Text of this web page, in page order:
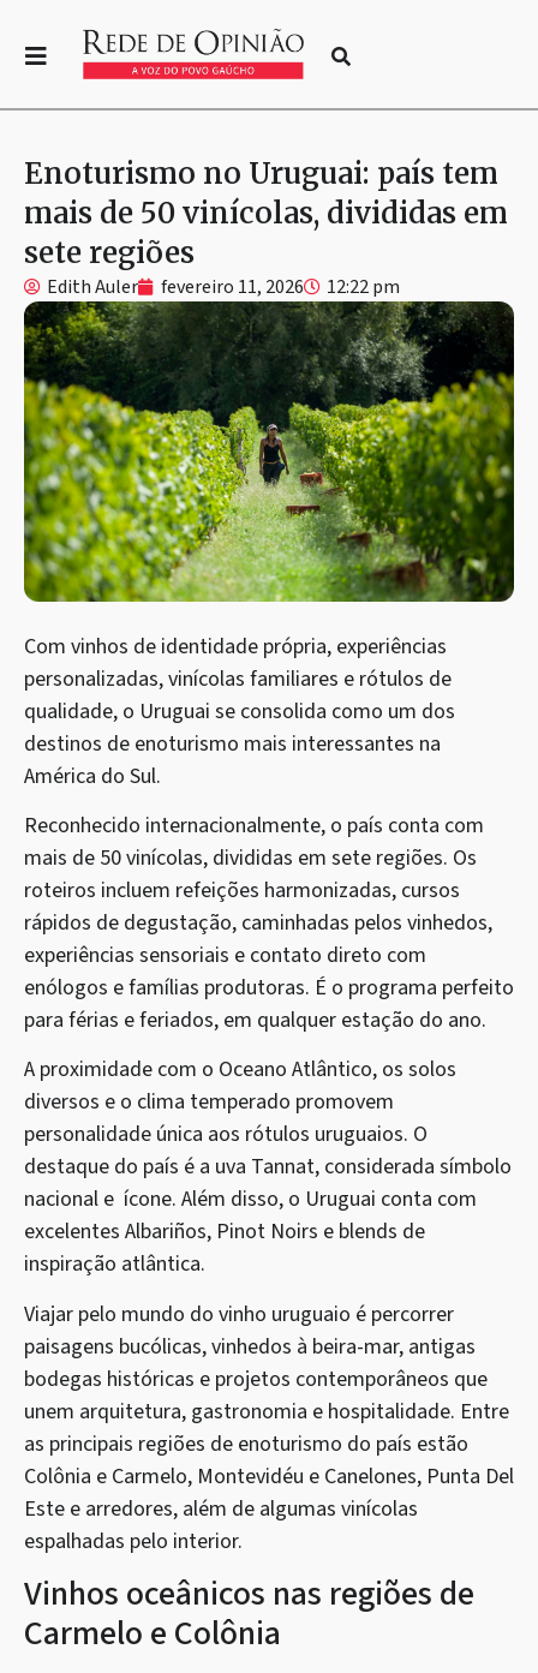
Enoturismo no Uruguai: país tem
mais de 50 vinícolas, divididas em
sete regiões
Edith Auler fevereiro 11, 2026 12:22 pm
Com vinhos de identidade própria, experiências
personalizadas, vinícolas familiares e rótulos de
qualidade, o Uruguai se consolida como um dos
destinos de enoturismo mais interessantes na
América do Sul.
Reconhecido internacionalmente, o país conta com
mais de 50 vinícolas, divididas em sete regiões. Os
roteiros incluem refeições harmonizadas, cursos
rápidos de degustação, caminhadas pelos vinhedos,
experiências sensoriais e contato direto com
enólogos e famílias produtoras. É o programa perfeito
para férias e feriados, em qualquer estação do ano.
A proximidade com o Oceano Atlântico, os solos
diversos e o clima temperado promovem
personalidade única aos rótulos uruguaios. O
destaque do país é a uva Tannat, considerada símbolo
nacional e ícone. Além disso, o Uruguai conta com
excelentes Albariños, Pinot Noirs e blends de
inspiração atlântica.
Viajar pelo mundo do vinho uruguaio é percorrer
paisagens bucólicas, vinhedos à beira-mar, antigas
bodegas históricas e projetos contemporâneos que
unem arquitetura, gastronomia e hospitalidade. Entre
as principais regiões de enoturismo do país estão
Colônia e Carmelo, Montevidéu e Canelones, Punta Del
Este e arredores, além de algumas vinícolas
espalhadas pelo interior.
Vinhos oceânicos nas regiões de
Carmelo e Colônia